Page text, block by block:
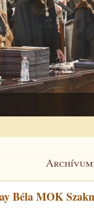
Béla MOK